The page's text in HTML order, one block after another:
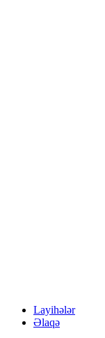
Layihələr
Əlaqə